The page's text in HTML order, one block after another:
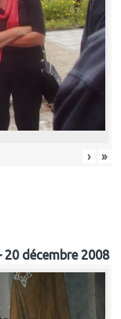
› »
décembre 2008